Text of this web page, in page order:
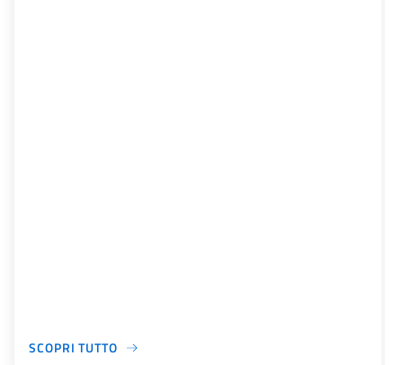
SCOPRI TUTTO